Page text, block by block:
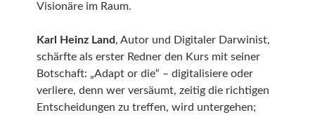
Visionäre im Raum.
Karl Heinz Land, Autor und Digitaler Darwinist,
schärfte als erster Redner den Kurs mit seiner
Botschaft: „Adapt or die“ – digitalisiere oder
verliere, denn wer versäumt, zeitig die richtigen
Entscheidungen zu treffen, wird untergehen;